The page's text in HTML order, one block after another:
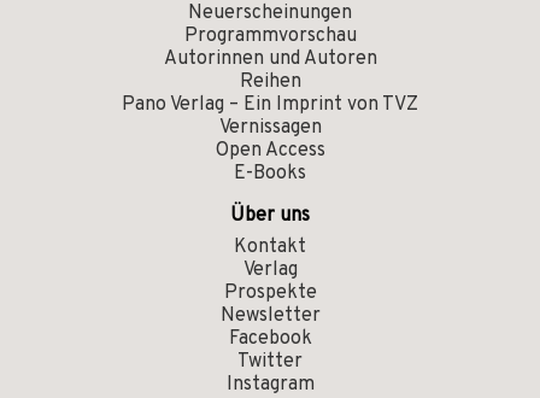
Neuerscheinungen
Programmvorschau
Autorinnen und Autoren
Reihen
Pano Verlag – Ein Imprint von TVZ
Vernissagen
Open Access
E-Books
Über uns
Kontakt
Verlag
Prospekte
Newsletter
Facebook
Twitter
Instagram